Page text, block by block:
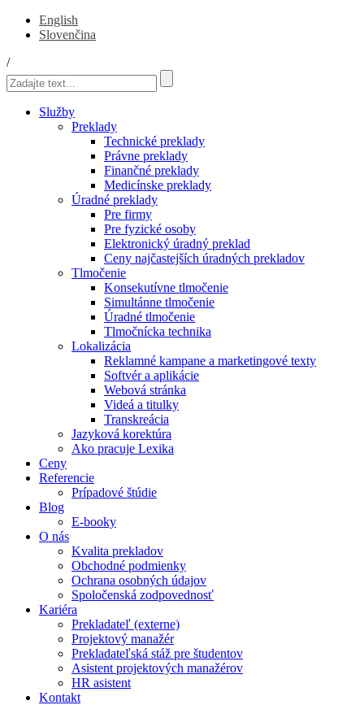
English
Slovenčina
/
Služby
Preklady
Technické preklady
Právne preklady
Finančné preklady
Medicínske preklady
Úradné preklady
Pre firmy
Pre fyzické osoby
Elektronický úradný preklad
Ceny najčastejších úradných prekladov
Tlmočenie
Konsekutívne tlmočenie
Simultánne tlmočenie
Úradné tlmočenie
Tlmočnícka technika
Lokalizácia
Reklamné kampane a marketingové texty
Softvér a aplikácie
Webová stránka
Videá a titulky
Transkreácia
Jazyková korektúra
Ako pracuje Lexika
Ceny
Referencie
Prípadové štúdie
Blog
E-booky
O nás
Kvalita prekladov
Obchodné podmienky
Ochrana osobných údajov
Spoločenská zodpovednosť
Kariéra
Prekladateľ (externe)
Projektový manažér
Prekladateľská stáž pre študentov
Asistent projektových manažérov
HR asistent
Kontakt